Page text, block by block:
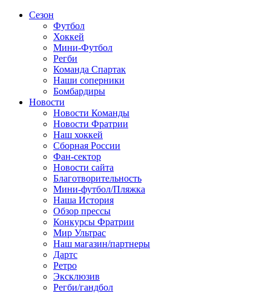
Сезон
Футбол
Хоккей
Мини-Футбол
Регби
Команда Спартак
Наши соперники
Бомбардиры
Новости
Новости Команды
Новости Фратрии
Наш хоккей
Сборная России
Фан-cектор
Новости сайта
Благотворительность
Мини-футбол/Пляжка
Наша История
Обзор прессы
Конкурсы Фратрии
Мир Ультрас
Наш магазин/партнеры
Дартс
Ретро
Эксклюзив
Регби/гандбол